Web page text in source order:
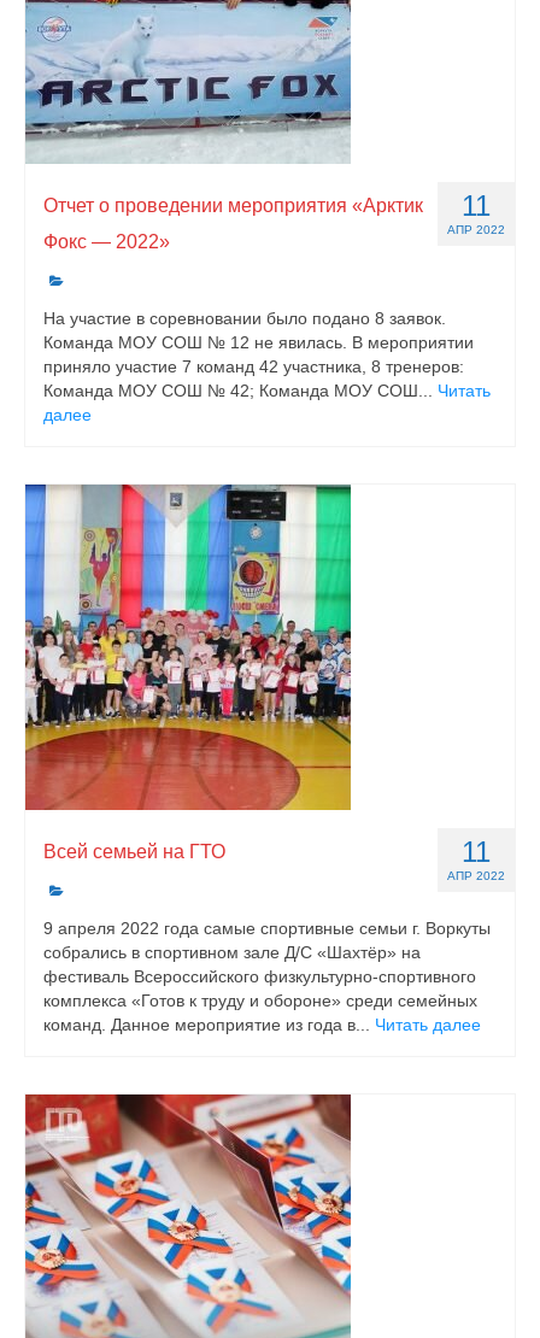
11
АПР 2022
Отчет о проведении мероприятия «Арктик
Фокс — 2022»
На участие в соревновании было подано 8 заявок.
Команда МОУ СОШ № 12 не явилась. В мероприятии
приняло участие 7 команд 42 участника, 8 тренеров:
Команда МОУ СОШ № 42; Команда МОУ СОШ... Читать
далее
11
АПР 2022
Всей семьей на ГТО
9 апреля 2022 года самые спортивные семьи г. Воркуты
собрались в спортивном зале Д/С «Шахтёр» на
фестиваль Всероссийского физкультурно-спортивного
комплекса «Готов к труду и обороне» среди семейных
команд. Данное мероприятие из года в... Читать далее